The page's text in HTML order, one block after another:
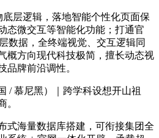
逻辑，落地智能个性化页面保
态微交互等智能化功能；打通官
数据，全终端视觉、交互逻辑同
概方向现代科技极简，擅长动态视
品牌前沿调性。
慕尼黑）｜跨学科设想开山祖
。
海量数据库搭建，可衔接集团全